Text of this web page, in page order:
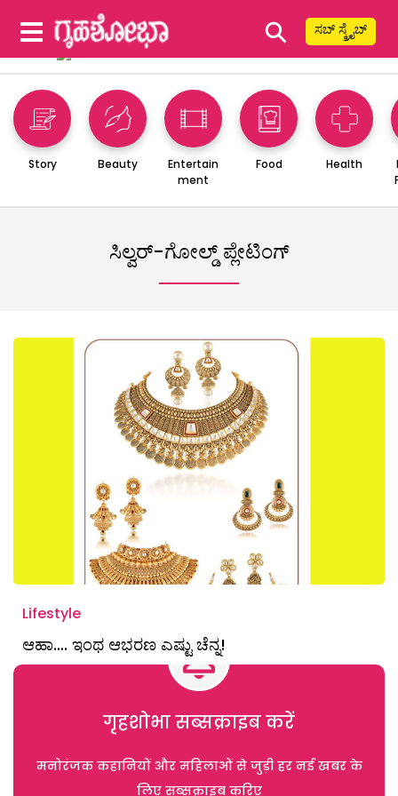
⚲ ಸಬ್ ಸ್ಕ್ರೈಬ್
Story Beauty
Entertain
ment
Food Health
ಸಿಲ್ವರ್-ಗೋಲ್ಡ್ ಪ್ಲೇಟಿಂಗ್
Lifestyle
ಆಹಾ…. ಇಂಥ ಆಭರಣ ಎಷ್ಟು ಚೆನ್ನ!
गृहशोभा सब्सक्राइब करें
मनोरंजक कहानियों और महिलाओं से जुड़ी हर नई खबर के
लिए सब्सक्राइब करिए